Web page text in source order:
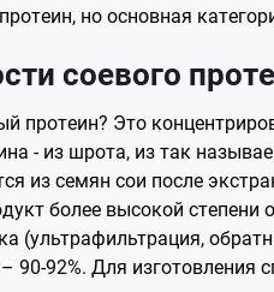
но основная
соевого
протеин? Это
- из шрота, из так
из семян сои после
более высокой
(ультрафильтрация,
90-92%. Для изготовления